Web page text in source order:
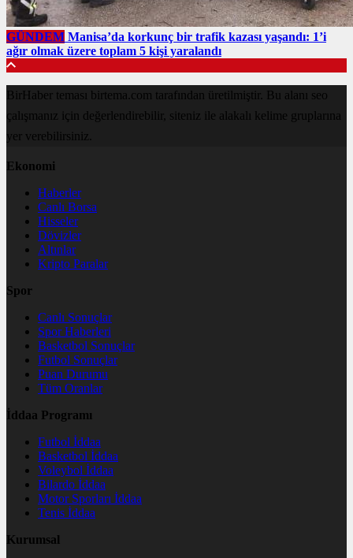
GÜNDEM Manisa’da korkunç bir trafik kazası yaşandı: 1’i
ağır olmak üzere toplam 5 kişi yaralandı
BirHaber teması birtema.com tarafından üretilmiştir. Bu alanı seo
çalışmanız için değerlendirebilir, siteniz ile alakalı kelime gruplarına
yer verebilirsiniz.
Ekonomi
Haberler
Canlı Borsa
Hisseler
Dövizler
Altınlar
Kripto Paralar
Spor
Canlı Sonuçlar
Spor Haberleri
Basketbol Sonuçlar
Futbol Sonuçlar
Puan Durumu
Tüm Oranlar
İddaa Programı
Futbol İddaa
Basketbol İddaa
Voleybol İddaa
Bilardo İddaa
Motor Sporları İddaa
Tenis İddaa
Kurumsal